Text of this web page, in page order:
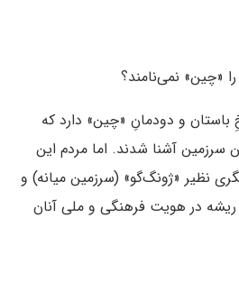
نمی‌نامند؟
و دودمانِ «چین» دارد که
سرزمین آشنا شدند. اما مردم این
نظیر «ژونگ‌گو» (سرزمین میانه) و
در هویت فرهنگی و ملی آنان